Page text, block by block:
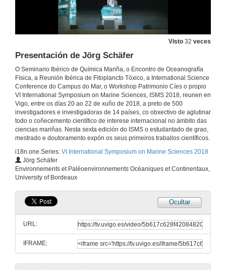
Visto 32 veces
Presentación de Jörg Schäfer
O Seminario Ibérico de Química Mariña, o Encontro de Oceanografía
Física, a Reunión Ibérica de Fitoplancto Tóxico, a International Science
Conference do Campus do Mar, o Workshop Patrimonio Cíes o propio
VI International Symposium on Marine Sciences, ISMS 2018, reunen en
Vigo, entre os días 20 ao 22 de xuño de 2018, a preto de 500
investigadores e investigadoras de 14 países, co obxectivo de aglutinar
todo o coñecemento científico de interese internacional no ámbito das
ciencias mariñas. Nesta sexta edición do ISMS o estudantado de grao,
mestrado e doutoramento expón os seus primeiros traballos científicos.
i18n.one.Series: VI International Symposium on Marine Sciences 2018
Jörg Schäfer
Environnements et Paléoenvironnements Océaniques et Continentaux,
University of Bordeaux
Ocultar
URL:
IFRAME:
Intervención de Abel Caballero, alcalde do Concello de Vigo
20 de xuño de 2018
Intervención de Manuel Reigosa, reitor da Universidade de Vigo
20 de xuño de 2018
Dinámica de partículas na marxe continental de Africa do Nororeste: Influencia do polvo atmosférico e efecto do transporte lateral
20 de xuño de 2018
Quenda de preguntas. Dinámica de partículas na marxe continental de Africa do Nororeste: Influencia do polvo atmosférico e efecto do transporte lateral